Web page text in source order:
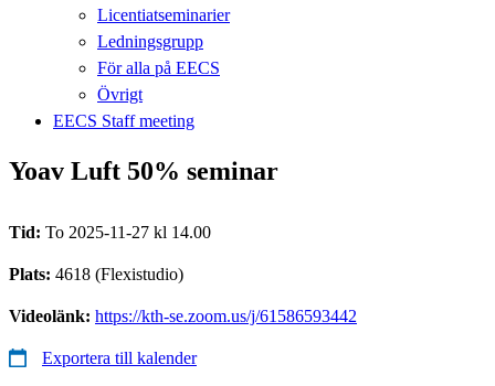
Licentiatseminarier
Ledningsgrupp
För alla på EECS
Övrigt
EECS Staff meeting
Yoav Luft 50% seminar
Tid: To 2025-11-27 kl 14.00
Plats: 4618 (Flexistudio)
Videolänk: https://kth-se.zoom.us/j/61586593442
Exportera till kalender